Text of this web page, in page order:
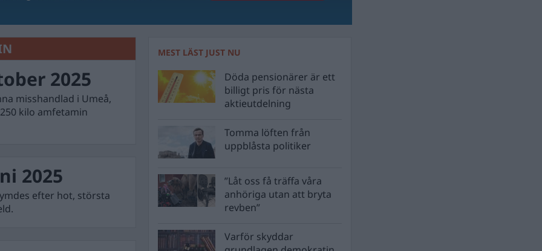
2025
misshandlad i Umeå,
kilo amfetamin
2025
efter hot, största
MEST LÄST JUST NU
Döda pensionärer är ett
billigt pris för nästa
aktieutdelning
Tomma löften från
uppblåsta politiker
”Låt oss få träffa våra
anhöriga utan att bryta
revben”
Varför skyddar